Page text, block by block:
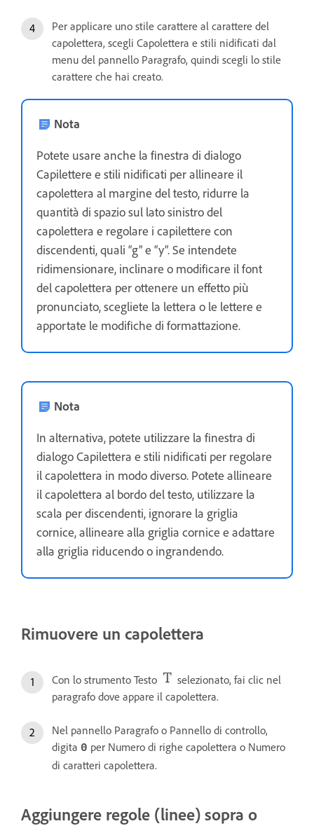
Per applicare uno stile carattere al carattere del
capolettera, scegli Capolettera e stili nidificati dal
menu del pannello Paragrafo, quindi scegli lo stile
carattere che hai creato.
Nota
Potete usare anche la finestra di dialogo
Capilettere e stili nidificati per allineare il
capolettera al margine del testo, ridurre la
quantità di spazio sul lato sinistro del
capolettera e regolare i capilettere con
discendenti, quali “g” e “y”. Se intendete
ridimensionare, inclinare o modificare il font
del capolettera per ottenere un effetto più
pronunciato, scegliete la lettera o le lettere e
apportate le modifiche di formattazione.
Nota
In alternativa, potete utilizzare la finestra di
dialogo Capilettera e stili nidificati per regolare
il capolettera in modo diverso. Potete allineare
il capolettera al bordo del testo, utilizzare la
scala per discendenti, ignorare la griglia
cornice, allineare alla griglia cornice e adattare
alla griglia riducendo o ingrandendo.
Rimuovere un capolettera
Con lo strumento Testo
selezionato, fai clic nel
paragrafo dove appare il capolettera.
Nel pannello Paragrafo o Pannello di controllo,
digita 0 per Numero di righe capolettera o Numero
di caratteri capolettera.
Aggiungere regole (linee) sopra o